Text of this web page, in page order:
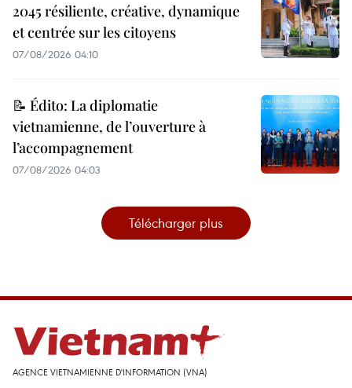
2045 résiliente, créative, dynamique
et centrée sur les citoyens
07/08/2026 04:10
📝 Édito: La diplomatie
vietnamienne, de l’ouverture à
l’accompagnement
07/08/2026 04:03
Télécharger plus
AGENCE VIETNAMIENNE D'INFORMATION (VNA)